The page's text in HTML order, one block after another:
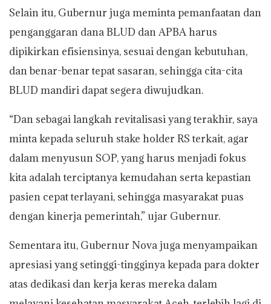
Selain itu, Gubernur juga meminta pemanfaatan dan
penganggaran dana BLUD dan APBA harus
dipikirkan efisiensinya, sesuai dengan kebutuhan,
dan benar-benar tepat sasaran, sehingga cita-cita
BLUD mandiri dapat segera diwujudkan.
“Dan sebagai langkah revitalisasi yang terakhir, saya
minta kepada seluruh stake holder RS terkait, agar
dalam menyusun SOP, yang harus menjadi fokus
kita adalah terciptanya kemudahan serta kepastian
pasien cepat terlayani, sehingga masyarakat puas
dengan kinerja pemerintah,” ujar Gubernur.
Sementara itu, Gubernur Nova juga menyampaikan
apresiasi yang setinggi-tingginya kepada para dokter
atas dedikasi dan kerja keras mereka dalam